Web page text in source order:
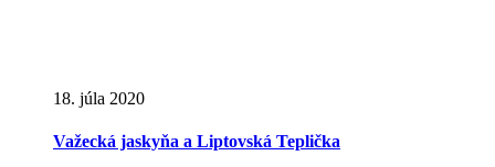
18. júla 2020
Važecká jaskyňa a Liptovská Teplička